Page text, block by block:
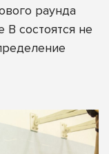
раунда
состоятся не